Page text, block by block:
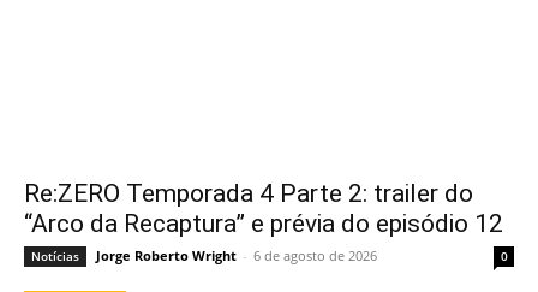
Re:ZERO Temporada 4 Parte 2: trailer do
“Arco da Recaptura” e prévia do episódio 12
Notícias Jorge Roberto Wright - 6 de agosto de 2026 0